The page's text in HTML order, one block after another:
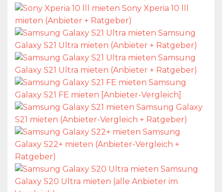
Sony Xperia 10 lll
mieten (Anbieter + Ratgeber)
Samsung
Galaxy S21 Ultra mieten (Anbieter + Ratgeber)
Samsung
Galaxy S21 Ultra mieten (Anbieter + Ratgeber)
Samsung
Galaxy S21 FE mieten [Anbieter-Vergleich]
Samsung Galaxy
S21 mieten (Anbieter-Vergleich + Ratgeber)
Samsung
Galaxy S22+ mieten (Anbieter-Vergleich +
Ratgeber)
Samsung
Galaxy S20 Ultra mieten (alle Anbieter im